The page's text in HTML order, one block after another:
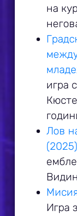
на
игра
Лов
(2025)
Видин
Игра